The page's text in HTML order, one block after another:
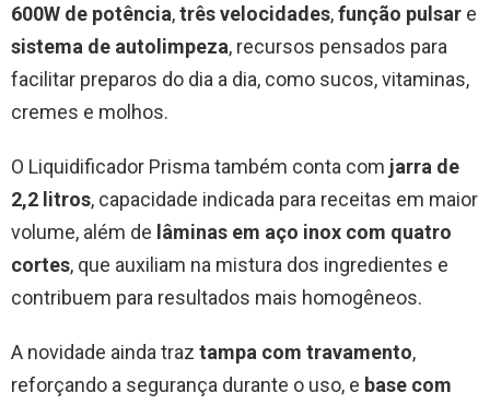
600W de potência,três velocidades,função pulsar e
sistema de autolimpeza, recursos pensados para
facilitar preparos do dia a dia, como sucos, vitaminas,
cremes e molhos.
O Liquidificador Prisma também conta com jarra de
2,2 litros, capacidade indicada para receitas em maior
volume, além de lâminas em aço inox com quatro
cortes, que auxiliam na mistura dos ingredientes e
contribuem para resultados mais homogêneos.
A novidade ainda traz tampa com travamento,
reforçando a segurança durante o uso, e base com